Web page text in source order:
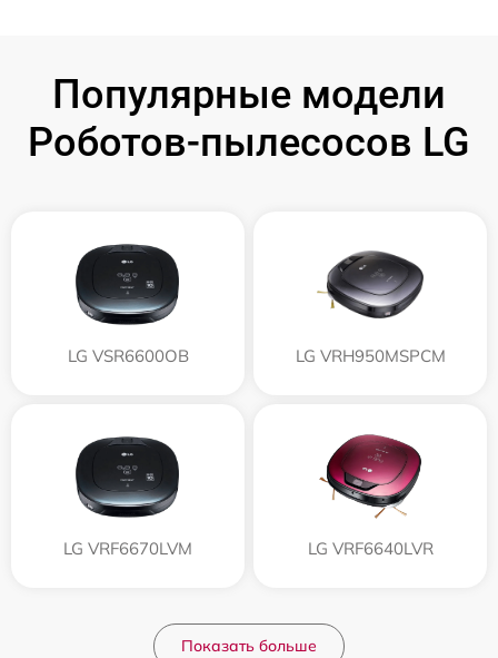
Популярные модели
Роботов-пылесосов LG
LG VSR6600OB LG VRH950MSPCM
LG VRF6670LVM LG VRF6640LVR
Показать больше